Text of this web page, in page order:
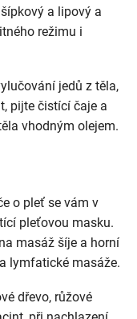
a lipový a
režimu i
jedů z těla,
pijte čistící čaje a
vhodným olejem.
o pleť se vám v
pleťovou masku.
masáž šíje a horní
lymfatické masáže.
dřevo, růžové